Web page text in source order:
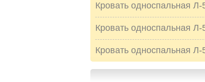
Кровать односпальная
Кровать односпальная
Кровать односпальная